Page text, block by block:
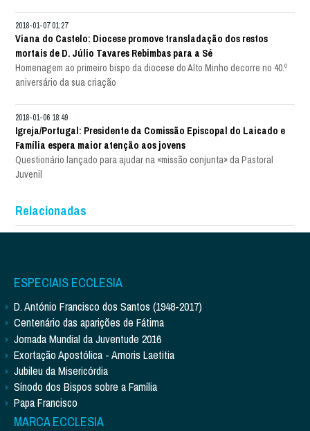
2018-01-07 01:27
Viana do Castelo: Diocese promove transladação dos restos
mortais de D. Júlio Tavares Rebimbas para a Sé
Homenagem ao primeiro bispo da diocese do Alto Minho decorre no 40.º
aniversário da sua criação
2018-01-06 18:49
Igreja/Portugal: Presidente da Comissão Episcopal do Laicado e
Família espera maior atenção aos jovens
Questionário lançado para ajudar na «missão conjunta» da Pastoral
Juvenil
Relacionadas
ESPECIAIS ECCLESIA
D. António Francisco dos Santos (1948-2017)
Centenário das aparições de Fátima
Jornada Mundial da Juventude 2016
Exortação Apostólica - Amoris Laetitia
Jubileu da Misericórdia
Sínodo dos Bispos sobre a Família
Papa Francisco
MARCA ECCLESIA